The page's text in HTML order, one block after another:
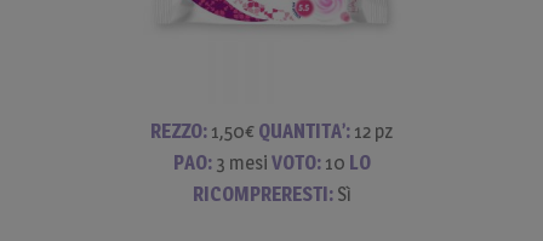
REZZO: 1,50€ QUANTITA’: 12 pz
PAO:3 mesi VOTO:10 LO
RICOMPRERESTI:Sì